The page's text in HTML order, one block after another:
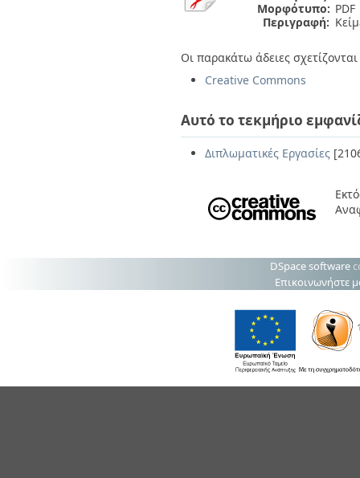
Μορφότυπο: PDF
Περιγραφή:
Οι παρακάτω άδειες
Creative Commons
Αυτό το τεκμήριο
Διπλωματικές Εργασίες
DSpace software
Επικοινωνήστε